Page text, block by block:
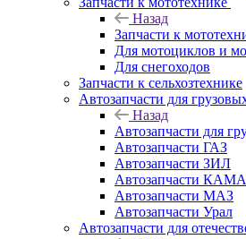
Назад
Запчасти к
Для мотоциклов и
Для снегоходов
Запчасти к сельхозтехнике
Автозапчасти для
Назад
Автозапчасти для
Автозапчасти ГАЗ
Автозапчасти ЗИЛ
Автозапчасти
Автозапчасти МАЗ
Автозапчасти Урал
Автозапчасти для